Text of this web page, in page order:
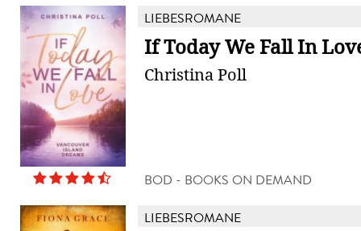
LIEBESROMANE
If Today We Fall In
Christina Poll
BOD - BOOKS ON DEMAND
LIEBESROMANE